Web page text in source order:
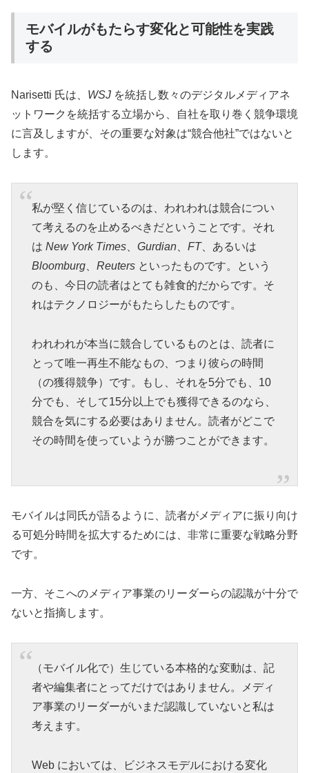
モバイルがもたらす変化と可能性を実践
する
Narisetti 氏は、 WSJ を統括し数々のデジタルメディアネ
ットワークを統括する立場から、自社を取り巻く競争環境
に言及しますが、その重要な対象は“競合他社”ではないと
します。
私が堅く信じているのは、われわれは競合につい
て考えるのを止めるべきだということです。それ
は New York Times、 Gurdian、 FT、あるいは
Bloomburg、 Reutersといったものです。という
のも、今日の読者はとても雑食的だからです。そ
れはテクノロジーがもたらしたものです。
われわれが本当に競合しているものとは、読者に
とって唯一再生不能なもの、つまり彼らの時間
（の獲得競争）です。もし、それを5分でも、10
分でも、そして15分以上でも獲得できるのなら、
競合を気にする必要はありません。読者がどこで
その時間を使っていようが勝つことができます。
モバイルは同氏が語るように、読者がメディアに振り向け
る可処分時間を拡大するためには、非常に重要な戦略分野
です。
一方、そこへのメディア事業のリーダーらの認識が十分で
ないと指摘します。
（モバイル化で）生じている本格的な変動は、記
者や編集者にとってだけではありません。メディ
ア事業のリーダーがいまだ認識していないと私は
考えます。
Web においては、ビジネスモデルにおける変化